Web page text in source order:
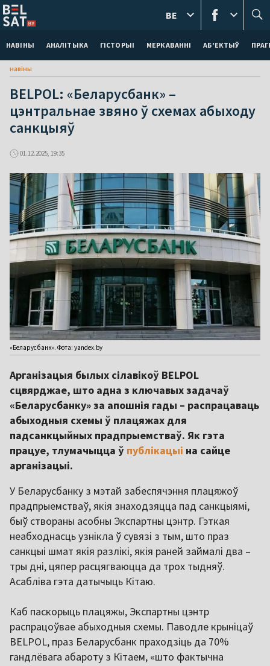
НАВІНЫ АНАЛІТЫКА ГІСТОРЫІ МЕРКАВАННI АБ'ЕКТЫЎ
BE
навіны
BELPOL: «Беларусбанк» –
цэнтральнае звяно ў схемах абыходу
санкцыяў
01.12.2025, 19:35
«Беларусбанк». Фота: yandex.by
Арганізацыя былых сілавікоў BELPOL
сцвярджае, што адна з ключавых задачаў
«Беларусбанку» за апошнія гады – распрацаваць
абыходныя схемы ў плацяжах для
падсанкцыйных прадпрыемстваў. Як гэта
працуе, тлумачыцца ў публікацыі на сайце
арганізацыі.
У Беларусбанку з мэтай забеспячэння плацяжоў
прадпрыемстваў, якія знаходзяцца пад санкцыямі,
быў створаны асобны Экспартны цэнтр. Гэткая
неабходнасць узнікла ў сувязі з тым, што праз
санкцыі шмат якія разлікі, якія раней займалі два –
тры дні, цяпер расцягваюцца да трох тыдняў.
Асабліва гэта датычыць Кітаю.
Каб паскорыць плацяжы, Экспартны цэнтр
распрацоўвае абыходныя схемы. Паводле крыніцаў
BELPOL, праз Беларусбанк праходзіць да 70%
гандлёвага абароту з Кітаем, «што фактычна